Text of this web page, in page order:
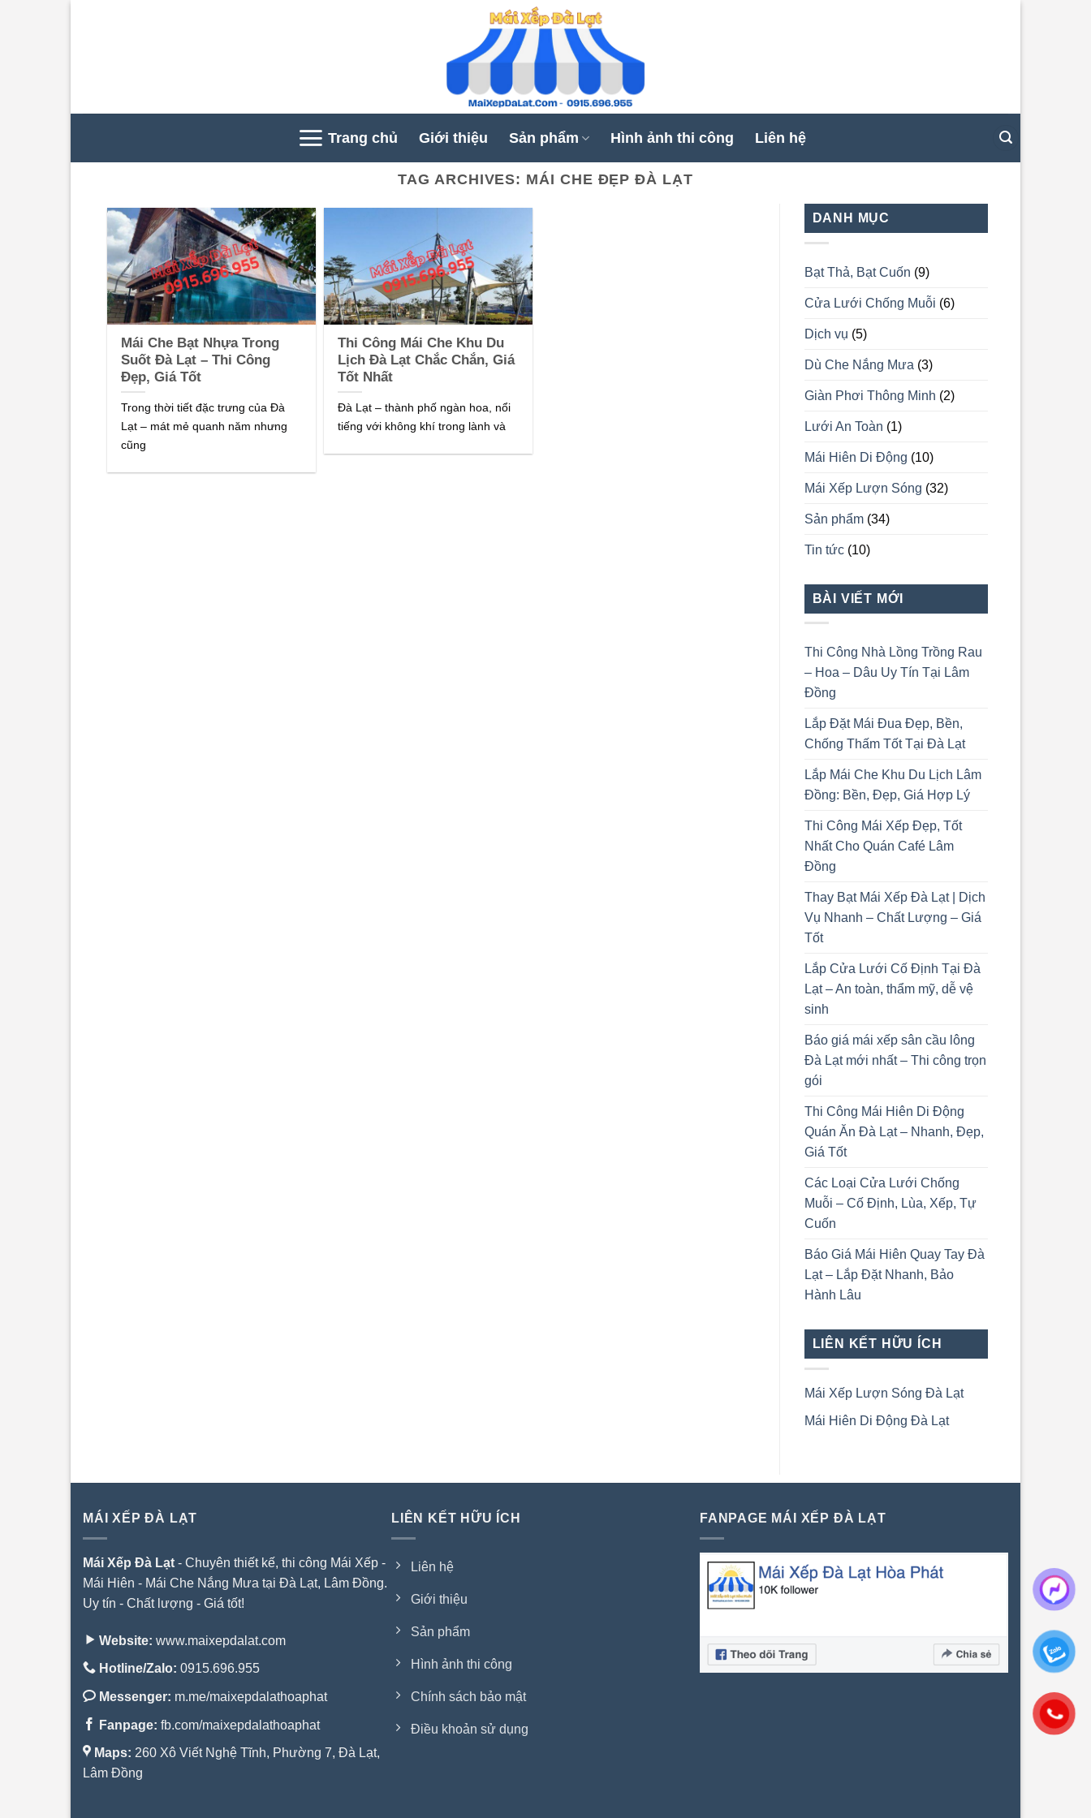
Trang chủ Giới thiệu Sản phẩm Hình ảnh thi công Liên hệ
TAG ARCHIVES: MÁI CHE ĐẸP ĐÀ LẠT
Mái Che Bạt Nhựa Trong
Suốt Đà Lạt – Thi Công
Đẹp, Giá Tốt
Trong thời tiết đặc trưng của Đà
Lạt – mát mẻ quanh năm nhưng
cũng
Thi Công Mái Che Khu Du
Lịch Đà Lạt Chắc Chắn, Giá
Tốt Nhất
Đà Lạt – thành phố ngàn hoa, nổi
tiếng với không khí trong lành và
DANH MỤC
Bạt Thả, Bạt Cuốn (9)
Cửa Lưới Chống Muỗi (6)
Dịch vụ (5)
Dù Che Nắng Mưa (3)
Giàn Phơi Thông Minh (2)
Lưới An Toàn (1)
Mái Hiên Di Động (10)
Mái Xếp Lượn Sóng (32)
Sản phẩm(34)
Tin tức(10)
BÀI VIẾT MỚI
Thi Công Nhà Lồng Trồng Rau
– Hoa – Dâu Uy Tín Tại Lâm
Đồng
Lắp Đặt Mái Đua Đẹp, Bền,
Chống Thấm Tốt Tại Đà Lạt
Lắp Mái Che Khu Du Lịch Lâm
Đồng: Bền, Đẹp, Giá Hợp Lý
Thi Công Mái Xếp Đẹp, Tốt
Nhất Cho Quán Café Lâm
Đồng
Thay Bạt Mái Xếp Đà Lạt | Dịch
Vụ Nhanh – Chất Lượng – Giá
Tốt
Lắp Cửa Lưới Cố Định Tại Đà
Lạt – An toàn, thẩm mỹ, dễ vệ
sinh
Báo giá mái xếp sân cầu lông
Đà Lạt mới nhất – Thi công trọn
gói
Thi Công Mái Hiên Di Động
Quán Ăn Đà Lạt – Nhanh, Đẹp,
Giá Tốt
Các Loại Cửa Lưới Chống
Muỗi – Cố Định, Lùa, Xếp, Tự
Cuốn
Báo Giá Mái Hiên Quay Tay Đà
Lạt – Lắp Đặt Nhanh, Bảo
Hành Lâu
LIÊN KẾT HỮU ÍCH
Mái Xếp Lượn Sóng Đà Lạt
Mái Hiên Di Động Đà Lạt
MÁI XẾP ĐÀ LẠT
Mái Xếp Đà Lạt - Chuyên thiết kế, thi công Mái Xếp -
Mái Hiên - Mái Che Nắng Mưa tại Đà Lạt, Lâm Đồng.
Uy tín - Chất lượng - Giá tốt!
Website: www.maixepdalat.com
Hotline/Zalo: 0915.696.955
Messenger: m.me/maixepdalathoaphat
Fanpage: fb.com/maixepdalathoaphat
Maps: 260 Xô Viết Nghệ Tĩnh, Phường 7, Đà Lạt,
Lâm Đồng
LIÊN KẾT HỮU ÍCH
Liên hệ
Giới thiệu
Sản phẩm
Hình ảnh thi công
Chính sách bảo mật
Điều khoản sử dụng
FANPAGE MÁI XẾP ĐÀ LẠT